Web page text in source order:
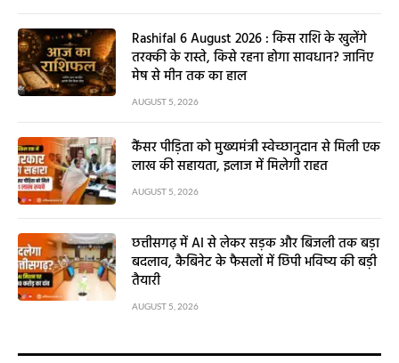
Rashifal 6 August 2026 : किस राशि के खुलेंगे
तरक्की के रास्ते, किसे रहना होगा सावधान? जानिए
मेष से मीन तक का हाल
AUGUST 5, 2026
कैंसर पीड़िता को मुख्यमंत्री स्वेच्छानुदान से मिली एक
लाख की सहायता, इलाज में मिलेगी राहत
AUGUST 5, 2026
छत्तीसगढ़ में AI से लेकर सड़क और बिजली तक बड़ा
बदलाव, कैबिनेट के फैसलों में छिपी भविष्य की बड़ी
तैयारी
AUGUST 5, 2026